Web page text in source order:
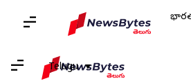
Telugu
/ వార్తలు సినిమా వార్తలు / అశోక్ సరఫ్
అశోక్ సరఫ్: వార్తలు